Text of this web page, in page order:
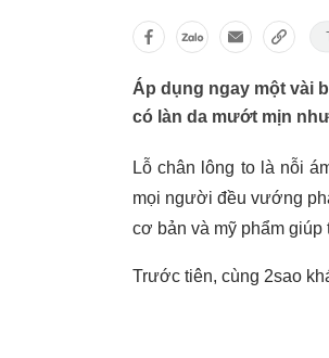
Áp dụng ngay một vài
có làn da mướt mịn
Lỗ chân lông to là nỗi
mọi người đều vướng
cơ bản và mỹ phẩm
Trước tiên, cùng 2sao